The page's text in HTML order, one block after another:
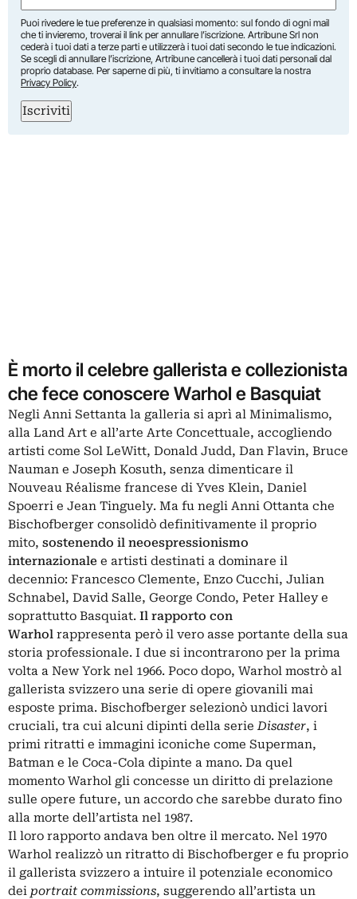
Puoi rivedere le tue preferenze in qualsiasi momento: sul fondo di ogni mail
che ti invieremo, troverai il link per annullare l’iscrizione. Artribune Srl non
cederà i tuoi dati a terze parti e utilizzerà i tuoi dati secondo le tue indicazioni.
Se scegli di annullare l’iscrizione, Artribune cancellerà i tuoi dati personali dal
proprio database. Per saperne di più, ti invitiamo a consultare la nostra
Privacy Policy.
Iscriviti
È morto il celebre gallerista e collezionista
che fece conoscere Warhol e Basquiat
Negli Anni Settanta la galleria si aprì al Minimalismo,
alla Land Art e all’arte Arte Concettuale, accogliendo
artisti come Sol LeWitt, Donald Judd, Dan Flavin, Bruce
Nauman e Joseph Kosuth, senza dimenticare il
Nouveau Réalisme francese di Yves Klein, Daniel
Spoerri e Jean Tinguely. Ma fu negli Anni Ottanta che
Bischofberger consolidò definitivamente il proprio
mito, sostenendo il neoespressionismo
internazionale e artisti destinati a dominare il
decennio: Francesco Clemente, Enzo Cucchi, Julian
Schnabel, David Salle, George Condo, Peter Halley e
soprattutto Basquiat. Il rapporto con
Warhol rappresenta però il vero asse portante della sua
storia professionale. I due si incontrarono per la prima
volta a New York nel 1966. Poco dopo, Warhol mostrò al
gallerista svizzero una serie di opere giovanili mai
esposte prima. Bischofberger selezionò undici lavori
cruciali, tra cui alcuni dipinti della serieDisaster, i
primi ritratti e immagini iconiche come Superman,
Batman e le Coca-Cola dipinte a mano. Da quel
momento Warhol gli concesse un diritto di prelazione
sulle opere future, un accordo che sarebbe durato fino
alla morte dell’artista nel 1987.
Il loro rapporto andava ben oltre il mercato. Nel 1970
Warhol realizzò un ritratto di Bischofberger e fu proprio
il gallerista svizzero a intuire il potenziale economico
dei portrait commissions, suggerendo all’artista un